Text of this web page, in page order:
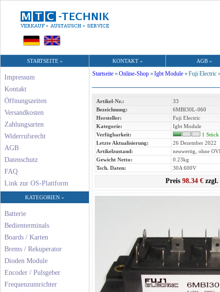
STARTSEITE » KONTAKT » AGB »
Impressum
Kontakt
Öffnungszeiten
Versandkosten
Zahlungsarten
Widerrufsrecht
AGB
Datenschutz
FAQ
Link zur OS-Plattform
KATEGORIEN »
Batterie
Bedienterminals
Boards / Karten
Brems / Rekuperator
Dioden Module
Encoder / Pulsgeber
Frequenzumrichter
Startseite »Online-Shop »Igbt Module »Fuji Electric
Artikel-Nr.:
33
Bezeichnung:
6MBI30L-060
Hersteller:
Fuji Electric
Kategorie:
Igbt Module
Verfügbarkeit:
1
Letzte Aktualisierung:
26 Dezember 2022
Artikelzustand:
neuwertig, ohne
Gewicht Netto:
0.23kg
Tech. Daten:
30A 600V
Preis 98.34 €zzgl.